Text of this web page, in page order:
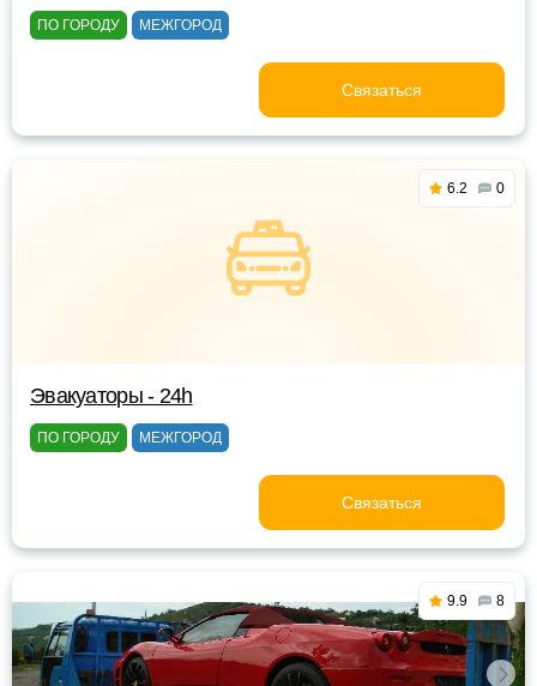
ПО ГОРОДУ МЕЖГОРОД
Связаться
6.2 0
Эвакуаторы - 24h
ПО ГОРОДУ МЕЖГОРОД
Связаться
9.9 8